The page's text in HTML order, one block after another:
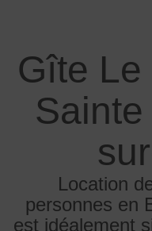
Gîte
Location
personnes en
est idéalement